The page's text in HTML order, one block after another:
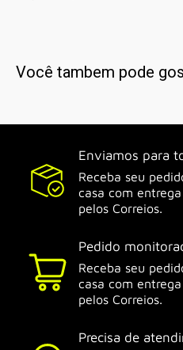
Você tambem pode
Enviamos para
Receba seu
casa com
pelos Correios.
Pedido
Receba seu
casa com
pelos Correios.
Precisa de